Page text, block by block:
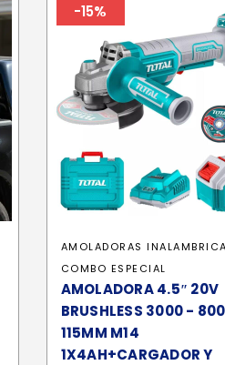
-15%
AMOLADORAS
COMBO ESPECIAL
AMOLADORA 4.5″ 20V
BRUSHLESS 3000 -
115MM M14
1X4AH+CARGADOR Y